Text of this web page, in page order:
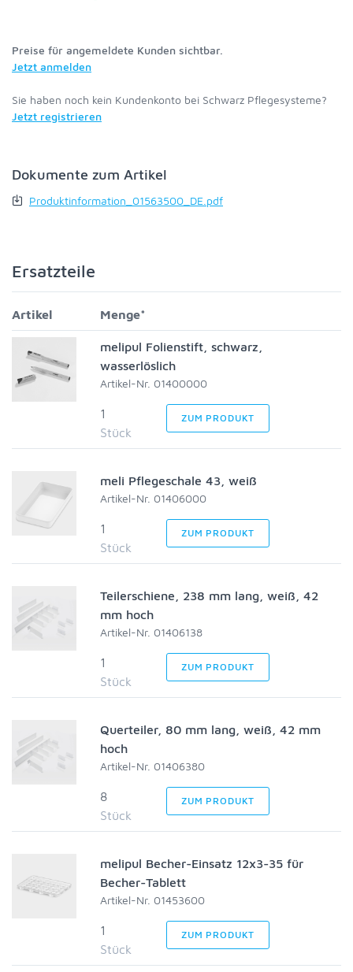
Preise für angemeldete Kunden sichtbar.
Jetzt anmelden
Sie haben noch kein Kundenkonto bei Schwarz Pflegesysteme?
Jetzt registrieren
Dokumente zum Artikel
Produktinformation_01563500_DE.pdf
Ersatzteile
Artikel Menge*
melipul Folienstift, schwarz,
wasserlöslich
Artikel-Nr. 01400000
1
Stück
ZUM PRODUKT
meli Pflegeschale 43, weiß
Artikel-Nr. 01406000
1
Stück
ZUM PRODUKT
Teilerschiene, 238 mm lang, weiß, 42
mm hoch
Artikel-Nr. 01406138
1
Stück
ZUM PRODUKT
Querteiler, 80 mm lang, weiß, 42 mm
hoch
Artikel-Nr. 01406380
8
Stück
ZUM PRODUKT
melipul Becher-Einsatz 12x3-35 für
Becher-Tablett
Artikel-Nr. 01453600
1
Stück
ZUM PRODUKT